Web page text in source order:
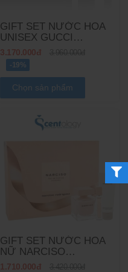
GIFT SET NƯỚC HOA
UNISEX GUCCI
MEMOIRE UNISEX
100ML 2PCS
3.170.000đ
-19%
Chọn sản phẩm
GIFT SET NƯỚC HOA
NỮ NARCISO
RODRIGUEZ NARCISO
1.710.000đ